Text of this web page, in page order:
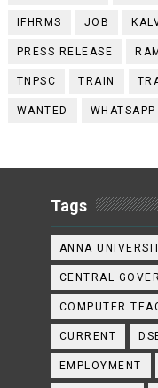
IFHRMS JOB
PRESS RELEASE
TNPSC TRAIN
WANTED WHATSAPP
Tags
ANNA
CENTRAL
COMPUTER
CURRENT
EMPLOYMENT